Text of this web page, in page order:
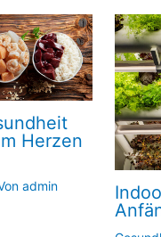
Herzen
admin